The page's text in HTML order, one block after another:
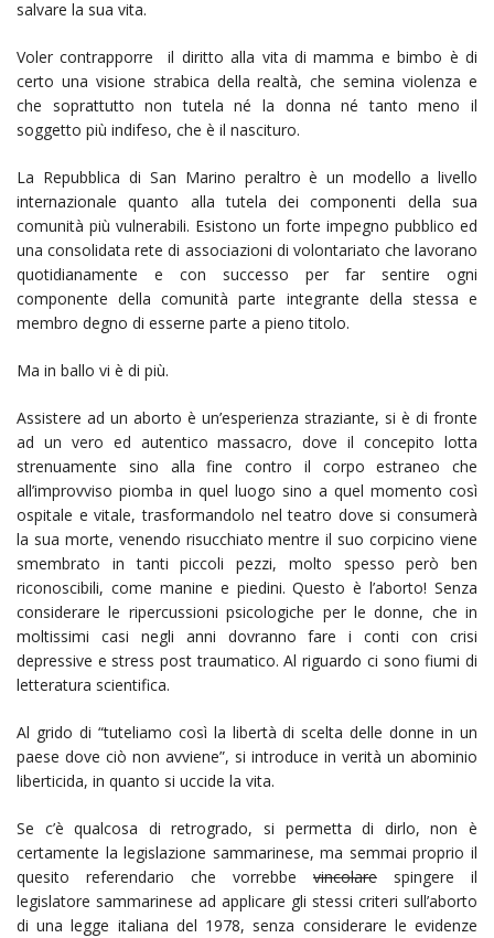
salvare la sua vita.
Voler contrapporre il diritto alla vita di mamma e bimbo è di
certo una visione strabica della realtà, che semina violenza e
che soprattutto non tutela né la donna né tanto meno il
soggetto più indifeso, che è il nascituro.
La Repubblica di San Marino peraltro è un modello a livello
internazionale quanto alla tutela dei componenti della sua
comunità più vulnerabili. Esistono un forte impegno pubblico ed
una consolidata rete di associazioni di volontariato che lavorano
quotidianamente e con successo per far sentire ogni
componente della comunità parte integrante della stessa e
membro degno di esserne parte a pieno titolo.
Ma in ballo vi è di più.
Assistere ad un aborto è un’esperienza straziante, si è di fronte
ad un vero ed autentico massacro, dove il concepito lotta
strenuamente sino alla fine contro il corpo estraneo che
all’improvviso piomba in quel luogo sino a quel momento così
ospitale e vitale, trasformandolo nel teatro dove si consumerà
la sua morte, venendo risucchiato mentre il suo corpicino viene
smembrato in tanti piccoli pezzi, molto spesso però ben
riconoscibili, come manine e piedini. Questo è l’aborto! Senza
considerare le ripercussioni psicologiche per le donne, che in
moltissimi casi negli anni dovranno fare i conti con crisi
depressive e stress post traumatico. Al riguardo ci sono fiumi di
letteratura scientifica.
Al grido di “tuteliamo così la libertà di scelta delle donne in un
paese dove ciò non avviene”, si introduce in verità un abominio
liberticida, in quanto si uccide la vita.
Se c’è qualcosa di retrogrado, si permetta di dirlo, non è
certamente la legislazione sammarinese, ma semmai proprio il
quesito referendario che vorrebbe vincolare spingere il
legislatore sammarinese ad applicare gli stessi criteri sull’aborto
di una legge italiana del 1978, senza considerare le evidenze